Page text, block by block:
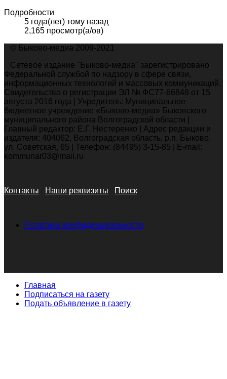
Подробности
5 года(лет) тому назад
2,165 просмотр(а/ов)
© Быково-медиа 2009-2021
Сетевое издание "Быково-медиа" зарегистрировано
Федеральной службой по надзору в сфере связи,
информационных технологий и массовых коммуникаций.
Свидетельство о регистрации ЭЛ № ФС77-66848 от 15
августа 2016 года | Учредитель: Муниципальное
бюджетное учреждение «Быково-медиа» Быковского
муниципального района Волгоградской области |
Главный редактор: Е.Г. Нестеренко | Адрес редакции и
издателя: 404062, Волгоградская область, р.п. Быково,
ул. Советская, 65 | Телефон: (84495) 3-15-85 | E-mail:
kommunar03@mail.ru
Контакты Наши реквизиты Поиск
Политика конфиденциальности
Главная
Подписаться на газету
Подать объявление в газету